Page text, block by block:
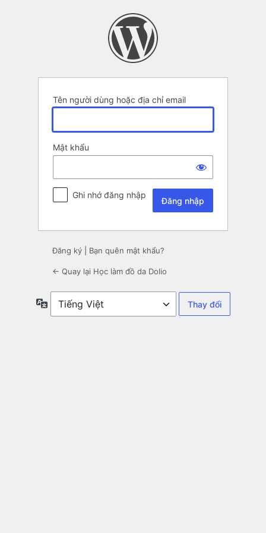
Tên người dùng hoặc địa chỉ email
Mật khẩu
Ghi nhớ đăng nhập
Đăng ký Bạn quên mật khẩu?
← Quay lại Học làm đồ da Dolio
Ngôn
ngữ